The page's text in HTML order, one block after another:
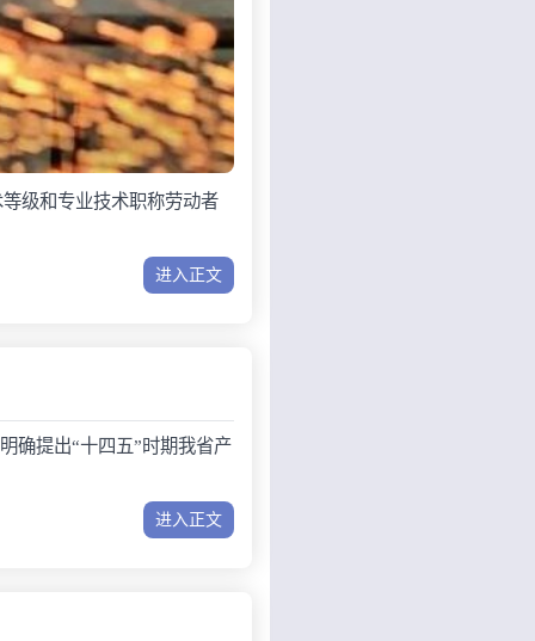
级和专业技术职称劳动者
进入正文
确提出“十四五”时期我省产
进入正文